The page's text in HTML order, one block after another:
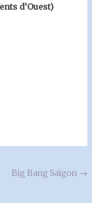
d’Ouest)
Big Bang Saïgon →